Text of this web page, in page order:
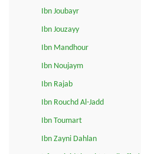
Ibn Joubayr
Ibn Jouzayy
Ibn Mandhour
Ibn Noujaym
Ibn Rajab
Ibn Rouchd Al-Jadd
Ibn Toumart
Ibn Zayni Dahlan